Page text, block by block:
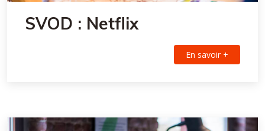
SVOD : Netflix
En savoir +